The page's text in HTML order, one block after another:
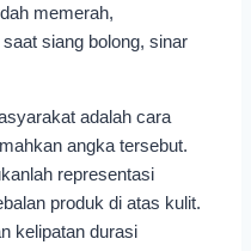
memerah,
siang bolong, sinar
adalah cara
angka tersebut.
representasi
produk di atas kulit.
kelipatan durasi